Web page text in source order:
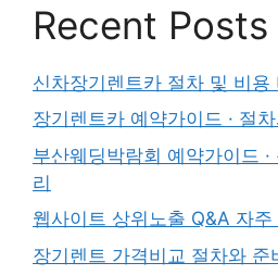
Recent Posts
신차장기렌트카 절차 및 비용
장기렌트카 예약가이드 · 절
부산웨딩박람회 예약가이드
리
웹사이트 상위노출 Q&A 자주
장기렌트 가격비교 절차와 준